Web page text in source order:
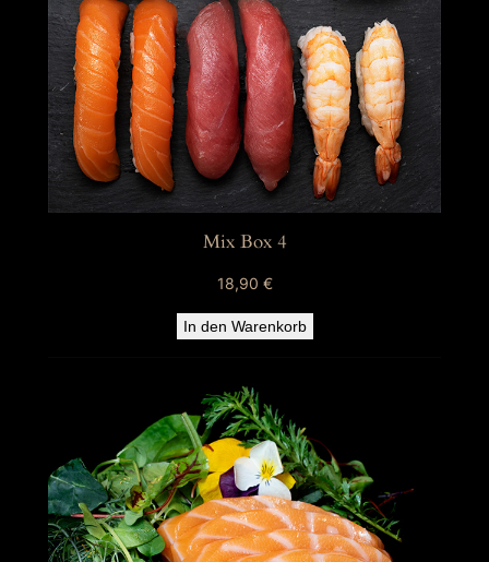
Mix Box 4
18,90 €
In den Warenkorb